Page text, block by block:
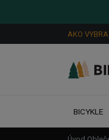
AKO
BICYKLE